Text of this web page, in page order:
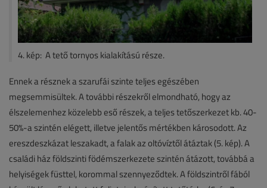
4. kép: A tető tornyos kialakítású része.
Ennek a résznek a szarufái szinte teljes egészében
megsemmisültek. A további részekről elmondható, hogy az
élszelemenhez közelebb eső részek, a teljes tetőszerkezet kb. 40-
50%-a szintén elégett, illetve jelentős mértékben károsodott. Az
ereszdeszkázat leszakadt, a falak az oltóvíztől átáztak (5. kép). A
családi ház földszinti födémszerkezete szintén átázott, továbbá a
helyiségek füsttel, korommal szennyeződtek. A földszintről fából